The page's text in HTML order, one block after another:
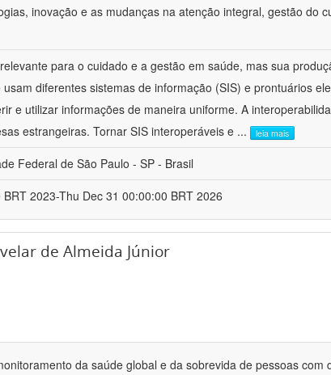
inovação e as mudanças na atenção integral, gestão do
para o cuidado e a gestão em saúde, mas sua
diferentes sistemas de informação (SIS) e prontuários
e utilizar informações de maneira uniforme. A
estrangeiras. Tornar SIS interoperáveis e ... leia mais
Federal de São Paulo - SP - Brasil
2023-Thu Dec 31 00:00:00 BRT 2026
de Almeida Júnior
da saúde global e da sobrevida de pessoas com